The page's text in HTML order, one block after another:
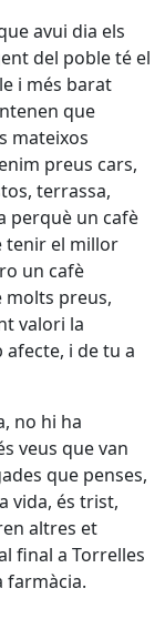
avui dia els
del poble té el
i més barat
que
mateixos
preus cars,
terrassa,
perquè un cafè
tenir el millor
un cafè
molts preus,
valori la
i de tu a
no hi ha
veus que van
que penses,
vida, és trist,
altres et
final a Torrelles
farmàcia.